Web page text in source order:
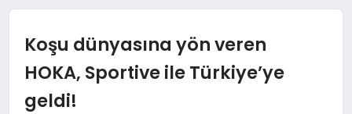
SPOR
YAŞAM
Koşu dünyasına yön veren
HOKA, Sportive ile Türkiye’ye
geldi!